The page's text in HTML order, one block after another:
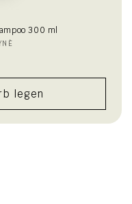
300 ml
legen